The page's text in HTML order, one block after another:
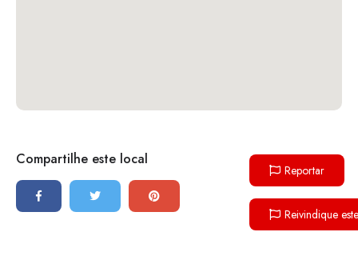
Compartilhe este local
Reportar
Reivindique